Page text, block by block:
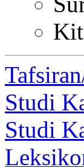
Studi
Studi